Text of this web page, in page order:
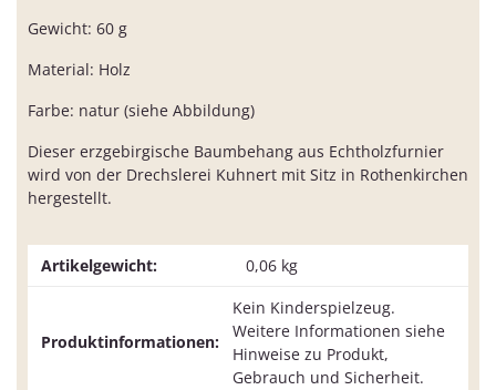
Gewicht: 60 g
Material: Holz
Farbe: natur (siehe Abbildung)
Dieser erzgebirgische Baumbehang aus Echtholzfurnier
wird von der Drechslerei Kuhnert mit Sitz in Rothenkirchen
hergestellt.
Artikelgewicht: 0,06 kg
Produktinformationen:
Kein Kinderspielzeug.
Weitere Informationen siehe
Hinweise zu Produkt,
Gebrauch und Sicherheit.